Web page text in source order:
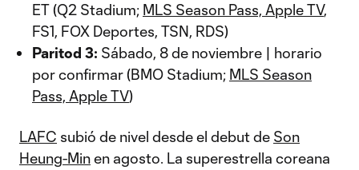
ET (Q2 Stadium; MLS Season Pass, Apple TV,
FS1, FOX Deportes, TSN, RDS)
Paritod 3: Sábado, 8 de noviembre | horario
por confirmar (BMO Stadium; MLS Season
Pass, Apple TV)
LAFC subió de nivel desde el debut de Son
Heung-Minen agosto. La superestrella coreana